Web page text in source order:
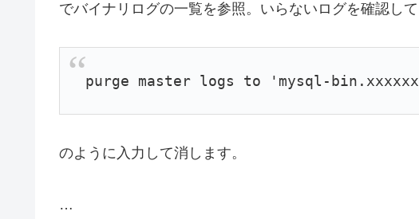
でバイナリログの一覧を参照。いらないログを確認して
purge master logs to 'mysql-
のように入力して消します。
…